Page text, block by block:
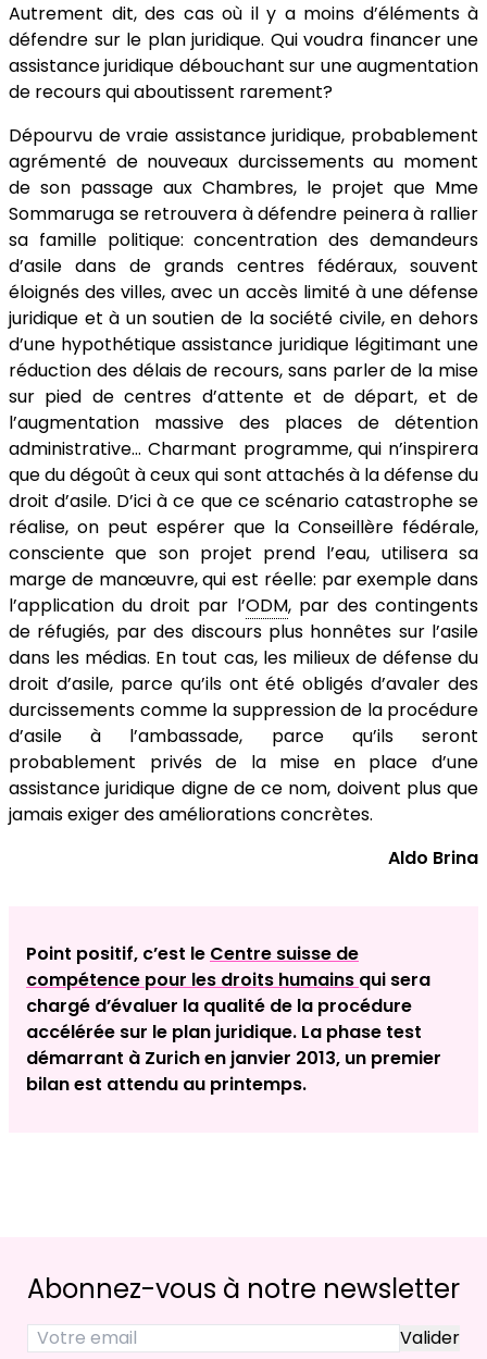
Autrement dit, des cas où il y a moins d’éléments à
défendre sur le plan juridique. Qui voudra financer une
assistance juridique débouchant sur une augmentation
de recours qui aboutissent rarement?
Dépourvu de vraie assistance juridique, probablement
agrémenté de nouveaux durcissements au moment
de son passage aux Chambres, le projet que Mme
Sommaruga se retrouvera à défendre peinera à rallier
sa famille politique: concentration des demandeurs
d’asile dans de grands centres fédéraux, souvent
éloignés des villes, avec un accès limité à une défense
juridique et à un soutien de la société civile, en dehors
d’une hypothétique assistance juridique légitimant une
réduction des délais de recours, sans parler de la mise
sur pied de centres d’attente et de départ, et de
l’augmentation massive des places de détention
administrative… Charmant programme, qui n’inspirera
que du dégoût à ceux qui sont attachés à la défense du
droit d’asile. D’ici à ce que ce scénario catastrophe se
réalise, on peut espérer que la Conseillère fédérale,
consciente que son projet prend l’eau, utilisera sa
marge de manœuvre, qui est réelle: par exemple dans
l’application du droit par l’ODM, par des contingents
de réfugiés, par des discours plus honnêtes sur l’asile
dans les médias. En tout cas, les milieux de défense du
droit d’asile, parce qu’ils ont été obligés d’avaler des
durcissements comme la suppression de la procédure
d’asile à l’ambassade, parce qu’ils seront
probablement privés de la mise en place d’une
assistance juridique digne de ce nom, doivent plus que
jamais exiger des améliorations concrètes.
Aldo Brina
Point positif, c’est le Centre suisse de
compétence pour les droits humains qui sera
chargé d’évaluer la qualité de la procédure
accélérée sur le plan juridique. La phase test
démarrant à Zurich en janvier 2013, un premier
bilan est attendu au printemps.
Abonnez-vous à notre newsletter